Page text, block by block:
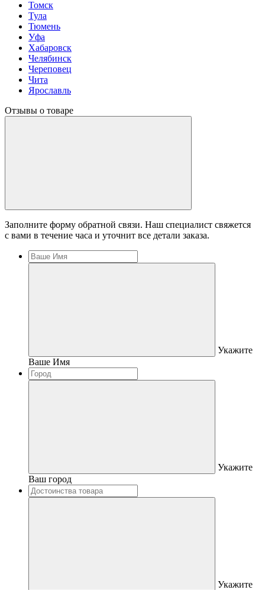
Томск
Тула
Тюмень
Уфа
Хабаровск
Челябинск
Череповец
Чита
Ярославль
Отзывы о товаре
Заполните форму обратной связи. Наш специалист свяжется
с вами в течение часа и уточнит все детали заказа.
Укажите
Ваше Имя
Укажите
Ваш город
Укажите